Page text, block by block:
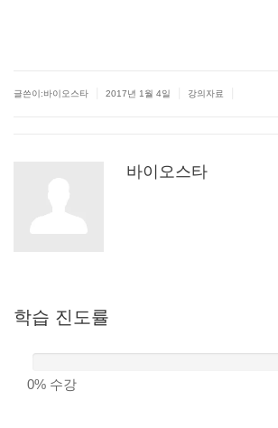
글쓴이:바이오스타 2017년 1월 4일 강의자료
바이오스타
학습 진도률
0% 수강